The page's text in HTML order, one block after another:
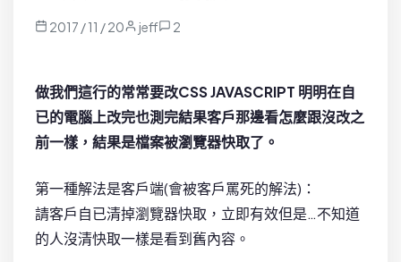
2017 / 11 / 20 jeff 2
做我們這行的常常要改CSS JAVASCRIPT 明明在自
已的電腦上改完也測完結果客戶那邊看怎麼跟沒改之
前一樣，結果是檔案被瀏覽器快取了。
第一種解法是客戶端(會被客戶罵死的解法)：
請客戶自已清掉瀏覽器快取，立即有效但是…不知道
的人沒清快取一樣是看到舊內容。